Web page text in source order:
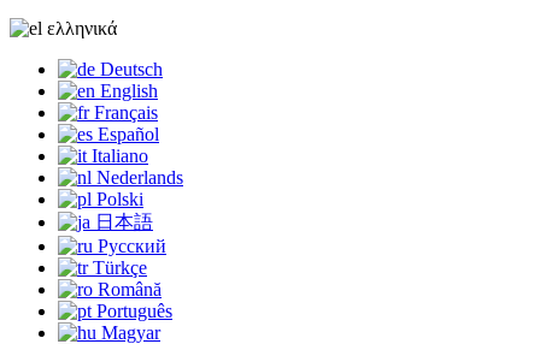
ελληνικά
Deutsch
English
Français
Español
Italiano
Nederlands
Polski
日本語
Русский
Türkçe
Română
Português
Magyar